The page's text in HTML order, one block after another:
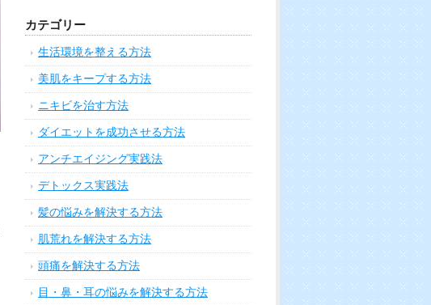
カテゴリー
生活環境を整える方法
美肌をキープする方法
ニキビを治す方法
ダイエットを成功させる方法
アンチエイジング実践法
デトックス実践法
髪の悩みを解決する方法
肌荒れを解決する方法
頭痛を解決する方法
目・鼻・耳の悩みを解決する方法